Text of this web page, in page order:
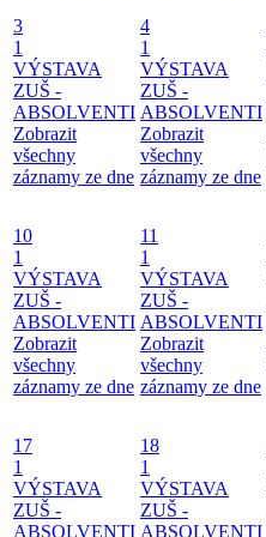
3
1
VÝSTAVA
ZUŠ -
ABSOLVENTI
Zobrazit
všechny
záznamy ze dne
4
1
VÝSTAVA
ZUŠ -
ABSOLVENTI
Zobrazit
všechny
záznamy ze dne
10
1
VÝSTAVA
ZUŠ -
ABSOLVENTI
Zobrazit
všechny
záznamy ze dne
11
1
VÝSTAVA
ZUŠ -
ABSOLVENTI
Zobrazit
všechny
záznamy ze dne
17
1
VÝSTAVA
ZUŠ -
ABSOLVENTI
18
1
VÝSTAVA
ZUŠ -
ABSOLVENTI